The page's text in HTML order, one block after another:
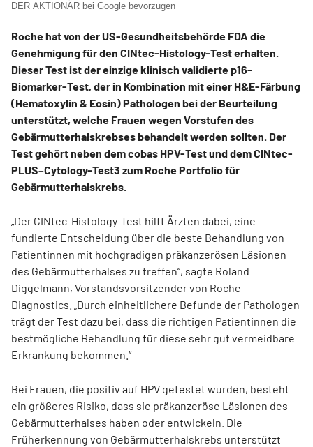
DER AKTIONÄR bei Google bevorzugen
Roche hat von der US-Gesundheitsbehörde FDA die
Genehmigung für den CINtec-Histology-Test erhalten.
Dieser Test ist der einzige klinisch validierte p16-
Biomarker-Test, der in Kombination mit einer H&E-Färbung
(Hematoxylin & Eosin) Pathologen bei der Beurteilung
unterstützt, welche Frauen wegen Vorstufen des
Gebärmutterhalskrebses behandelt werden sollten. Der
Test gehört neben dem cobas HPV-Test und dem CINtec-
PLUS–Cytology-Test3 zum Roche Portfolio für
Gebärmutterhalskrebs.
„Der CINtec-Histology-Test hilft Ärzten dabei, eine
fundierte Entscheidung über die beste Behandlung von
Patientinnen mit hochgradigen präkanzerösen Läsionen
des Gebärmutterhalses zu treffen“, sagte Roland
Diggelmann, Vorstandsvorsitzender von Roche
Diagnostics. „Durch einheitlichere Befunde der Pathologen
trägt der Test dazu bei, dass die richtigen Patientinnen die
bestmögliche Behandlung für diese sehr gut vermeidbare
Erkrankung bekommen.“
Bei Frauen, die positiv auf HPV getestet wurden, besteht
ein größeres Risiko, dass sie präkanzeröse Läsionen des
Gebärmutterhalses haben oder entwickeln. Die
Früherkennung von Gebärmutterhalskrebs unterstützt